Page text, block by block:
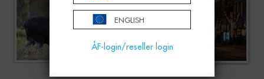
ENGLISH
ÅF-login/reseller login